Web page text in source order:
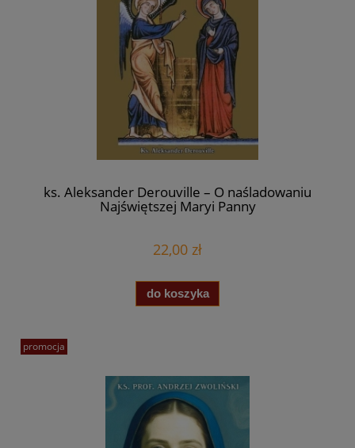
ks. Aleksander Derouville – O naśladowaniu
Najświętszej Maryi Panny
22,00 zł
do koszyka
promocja